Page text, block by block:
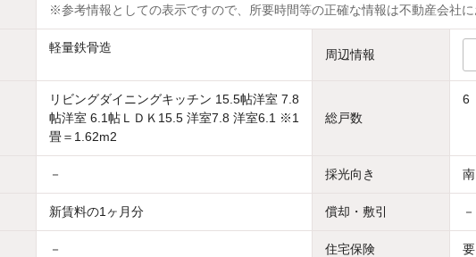
※参考情報としての表示ですので、所要時間等の正確な情報は不動産会社に
軽量鉄骨造 周辺情報
リビングダイニングキッチン 15.5帖洋室 7.8
帖洋室 6.1帖ＬＤＫ15.5 洋室7.8 洋室6.1 ※1
畳＝1.62m2
総戸数
6
－ 採光向き 南
新賃料の1ヶ月分 償却・敷引 －
－ 住宅保険 要